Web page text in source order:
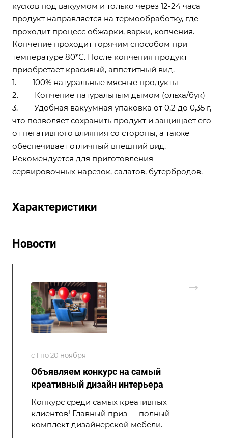
внешний вид.
Рекомендуется для приготовления
сервировочных нарезок, салатов,
бутербродов.
кусков под вакуумом и только через 12-24 часа
продукт направляется на термообработку, где
проходит процесс обжарки, варки, копчения.
Копчение проходит горячим способом при
температуре 80*С. После копчения продукт
приобретает красивый, аппетитный вид.
1. 100% натуральные мясные продукты
2. Копчение натуральным дымом (ольха/бук)
3. Удобная вакуумная упаковка от 0,2 до 0,35 г,
что позволяет сохранить продукт и защищает его
от негативного влияния со стороны, а также
обеспечивает отличный внешний вид.
Рекомендуется для приготовления
сервировочных нарезок, салатов, бутербродов.
Характеристики
Новости
с 1 по 20 ноября
Объявляем конкурс на самый
креативный дизайн интерьера
Конкурс среди самых креативных
клиентов! Главный приз — полный
комплект дизайнерской мебели.